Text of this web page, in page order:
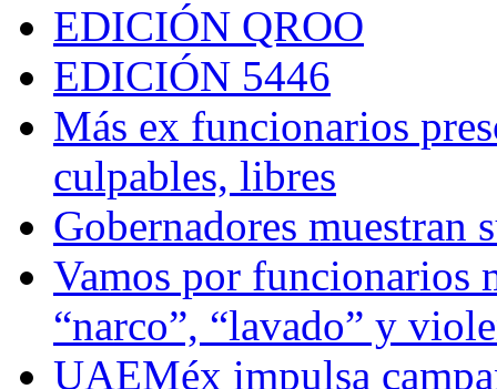
EDICIÓN QROO
EDICIÓN 5446
Más ex funcionarios
culpables, libres
Gobernadores muestran
Vamos por funcionarios
“narco”, “lavado” y
UAEMéx impulsa